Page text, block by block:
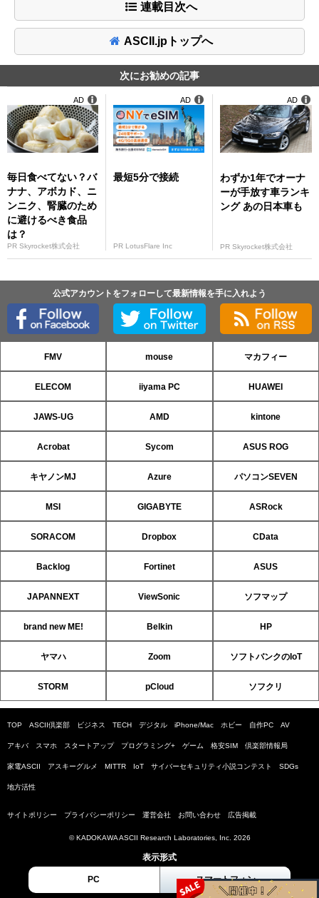
連載目次へ
ASCII.jpトップへ
次にお勧めの記事
毎日食べてない？バ
ナナ、アボカド、ニ
ンニク、腎臓のため
に避けるべき食品
は？
PR Skyrocket株式会社
AD
最短5分で接続
PR LotusFlare Inc
AD
わずか1年でオーナ
ーが手放す車ランキ
ング あの日本車も
PR Skyrocket株式会社
AD
公式アカウントをフォローして最新情報を手に入れよう
FMV mouse マカフィー
ELECOM iiyama PC HUAWEI
JAWS-UG AMD kintone
Acrobat Sycom ASUS ROG
キヤノンMJ Azure パソコンSEVEN
MSI GIGABYTE ASRock
SORACOM Dropbox CData
Backlog Fortinet ASUS
JAPANNEXT ViewSonic ソフマップ
brand new ME! Belkin HP
ヤマハ Zoom ソフトバンクのIoT
STORM pCloud ソフクリ
TOP ASCII倶楽部 ビジネス TECH デジタル iPhone/Mac ホビー 自作PC AV
アキバ スマホ スタートアップ プログラミング+ ゲーム 格安SIM 倶楽部情報局
家電ASCII アスキーグルメ MITTR IoT サイバーセキュリティ小説コンテスト SDGs
地方活性
サイトポリシー プライバシーポリシー 運営会社 お問い合わせ 広告掲載
© KADOKAWA ASCII Research Laboratories, Inc. 2026
表示形式
PC スマートフォン